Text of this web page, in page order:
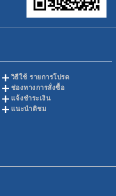
วิธีใช้ รายการโปรด
ช่องทางการสั่งซื้อ
แจ้งชำระเงิน
แนะนำติชม